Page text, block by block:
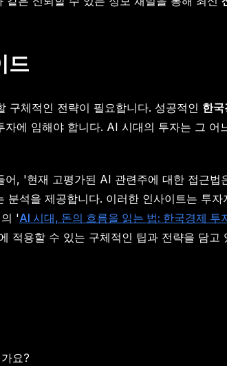
드
구체적인 전략이 필요합니다. 성공적인 한
에 임해야 합니다. AI 시대의 투자는 그
, '현재 고평가된 AI 관련주에 대한 접근
석을 제공합니다. 이러한 인사이트는 투
'AI 시대, 돈의 흐름을 읽는 법: 한국경제 투
적용할 수 있는 구체적인 팁과 전략을 담고
요?